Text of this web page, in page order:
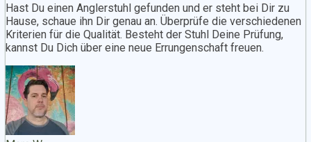
Hast Du einen Anglerstuhl gefunden und er steht bei Dir zu
Hause, schaue ihn Dir genau an. Überprüfe die verschiedenen
Kriterien für die Qualität. Besteht der Stuhl Deine Prüfung,
kannst Du Dich über eine neue Errungenschaft freuen.